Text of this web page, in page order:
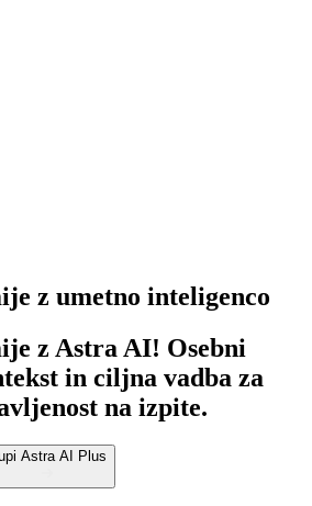
z umetno inteligenco
z Astra AI! Osebni
in ciljna vadba za
na izpite.
Astra AI Plus